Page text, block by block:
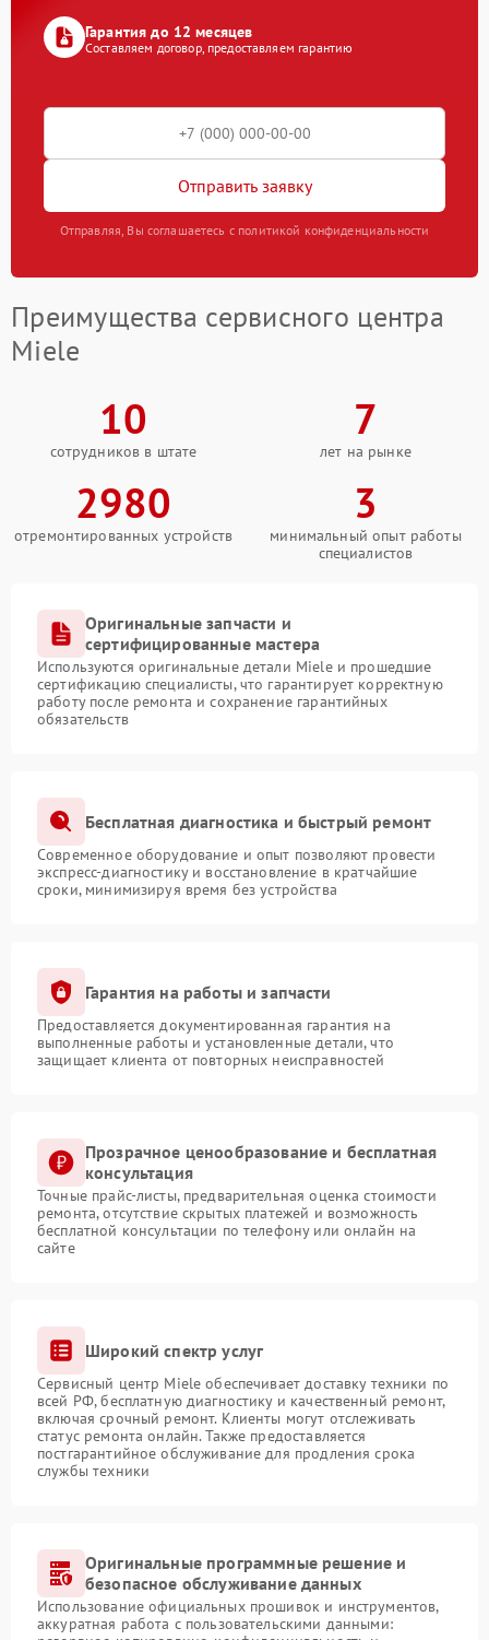
Гарантия до 12 месяцев
Составляем договор, предоставляем гарантию
Отправить заявку
Отправляя, Вы соглашаетесь с политикой конфиденциальности
Преимущества сервисного центра
Miele
10
сотрудников в штате
7
лет на рынке
2980
отремонтированных устройств
3
минимальный опыт работы
специалистов
Оригинальные запчасти и
сертифицированные мастера
Используются оригинальные детали Miele и прошедшие
сертификацию специалисты, что гарантирует корректную
работу после ремонта и сохранение гарантийных
обязательств
Бесплатная диагностика и быстрый ремонт
Современное оборудование и опыт позволяют провести
экспресс-диагностику и восстановление в кратчайшие
сроки, минимизируя время без устройства
Гарантия на работы и запчасти
Предоставляется документированная гарантия на
выполненные работы и установленные детали, что
защищает клиента от повторных неисправностей
Прозрачное ценообразование и бесплатная
консультация
Точные прайс-листы, предварительная оценка стоимости
ремонта, отсутствие скрытых платежей и возможность
бесплатной консультации по телефону или онлайн на
сайте
Широкий спектр услуг
Сервисный центр Miele обеспечивает доставку техники по
всей РФ, бесплатную диагностику и качественный ремонт,
включая срочный ремонт. Клиенты могут отслеживать
статус ремонта онлайн. Также предоставляется
постгарантийное обслуживание для продления срока
службы техники
Оригинальные программные решение и
безопасное обслуживание данных
Использование официальных прошивок и инструментов,
аккуратная работа с пользовательскими данными: